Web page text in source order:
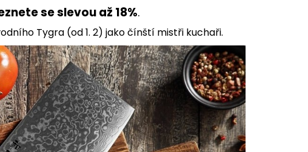
se slevou až 18%.
Tygra (od 1. 2) jako čínští mistři kuchaři.